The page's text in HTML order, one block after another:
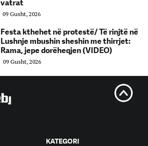
vatrat
09 Gusht, 2026
Festa kthehet në protestë/ Të rinjtë në
Lushnje mbushin sheshin me thirrjet:
Rama, jepe dorëheqjen (VIDEO)
09 Gusht, 2026
KATEGORI